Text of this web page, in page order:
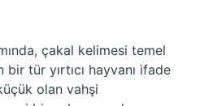
çakal kelimesi temel
tür yırtıcı hayvanı ifade
olan vahşi